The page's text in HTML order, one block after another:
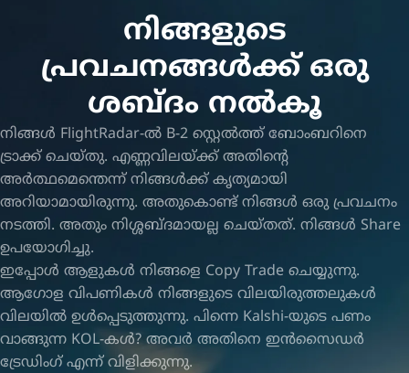
നിങ്ങളുടെ
പ്രവചനങ്ങൾക്ക് ഒരു
ശബ്ദം നൽകൂ
നിങ്ങൾ FlightRadar-ൽ B-2 സ്റ്റെൽത്ത് ബോംബറിനെ
ട്രാക്ക് ചെയ്തു. എണ്ണവിലയ്ക്ക് അതിന്റെ
അർത്ഥമെന്തെന്ന് നിങ്ങൾക്ക് കൃത്യമായി
അറിയാമായിരുന്നു. അതുകൊണ്ട് നിങ്ങൾ ഒരു പ്രവചനം
നടത്തി. അതും നിശ്ശബ്ദമായല്ല ചെയ്തത്. നിങ്ങൾ Share
ഉപയോഗിച്ചു.
ഇപ്പോൾ ആളുകൾ നിങ്ങളെ Copy Trade ചെയ്യുന്നു.
ആഗോള വിപണികൾ നിങ്ങളുടെ വിലയിരുത്തലുകൾ
വിലയിൽ ഉൾപ്പെടുത്തുന്നു. പിന്നെ Kalshi-യുടെ പണം
വാങ്ങുന്ന KOL-കൾ? അവർ അതിനെ ഇൻസൈഡർ
ട്രേഡിംഗ് എന്ന് വിളിക്കുന്നു.